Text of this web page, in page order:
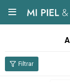
